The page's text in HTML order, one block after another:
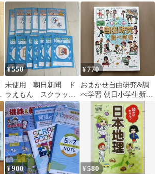
¥550
未使用 朝日新聞 ド
ラえもん スクラップ
ブック 小学生新聞
まとめ売り
¥770
おまかせ自由研究&調
べ学習 朝日小学生新聞
編集
¥900 ¥580